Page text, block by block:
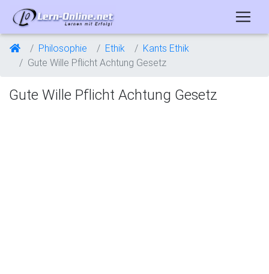
Philosophie Ethik
Kants Ethik
Gute Wille Pflicht Achtung Gesetz
Gute Wille Pflicht Achtung Gesetz